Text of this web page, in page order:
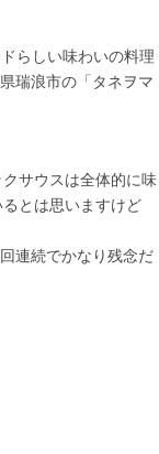
らしい味わいの料理
瑞浪市の「タネヲマ
サウスは全体的に味
とは思いますけど
連続でかなり残念だ